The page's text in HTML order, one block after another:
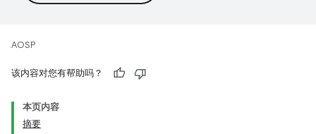
AOSP
该内容对您有帮助吗？
本页内容
摘要